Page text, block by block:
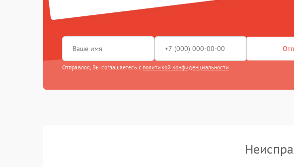
Отправляя, Вы соглашаетесь с политикой конфиденциальности